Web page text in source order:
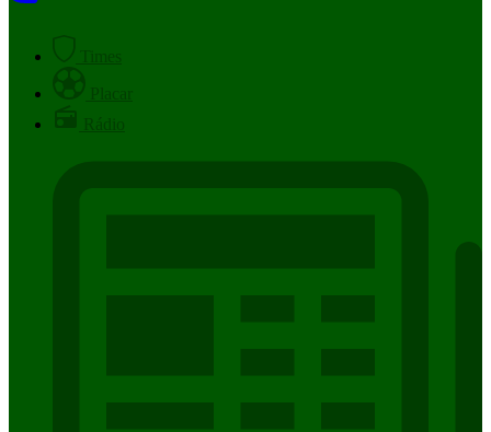
Times
Placar
Rádio